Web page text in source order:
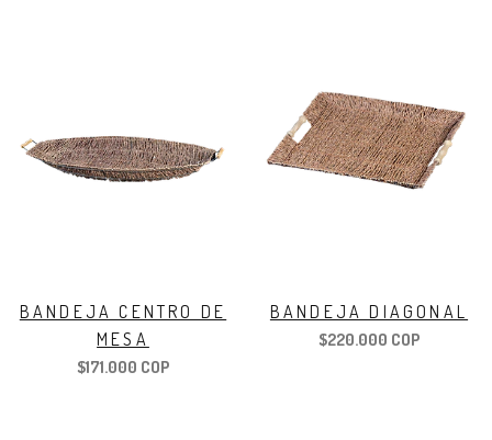
BANDEJA CENTRO DE
MESA
$171.000 COP
BANDEJA DIAGONAL
$220.000 COP